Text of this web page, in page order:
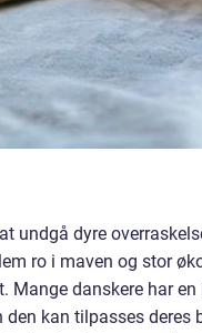
undgå dyre
ro i maven og stor
danskere har
kan tilpasses deres